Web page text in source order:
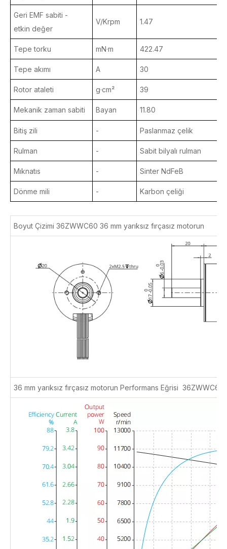
Geri EMF sabiti -
etkin değer
V/Krpm 1.47
Tepe torku mN·m 422.47
Tepe akımı A 30
Rotor ataleti g·cm² 39
Mekanik zaman sabiti Bayan 11.80
Bitiş zili - Paslanmaz çelik
Rulman - Sabit bilyalı rulman
Mıknatıs - Sinter NdFeB
Dönme mili - Karbon çeliği
Boyut Çizimi 36ZWWC6036 mm yarıksız fırçasız motorun
36 mm yarıksız fırçasız motorun Performans Eğrisi36ZWWC60